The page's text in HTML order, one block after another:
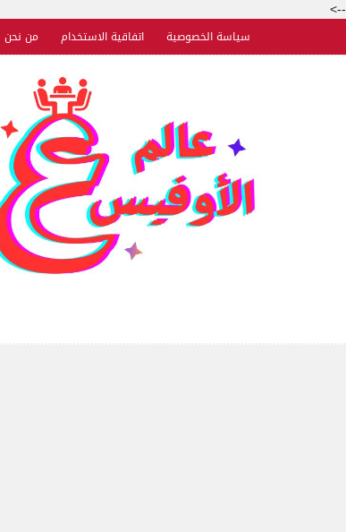
-->
سياسة الخصوصية اتفاقية الاستخدام من نحن